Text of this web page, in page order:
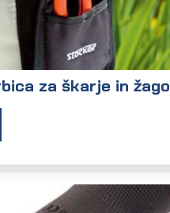
za škarje in žago